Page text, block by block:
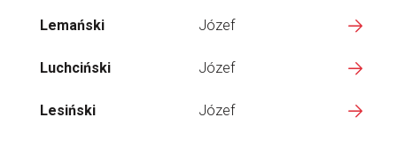
Lemański Józef
Luchciński Józef
Lesiński Józef